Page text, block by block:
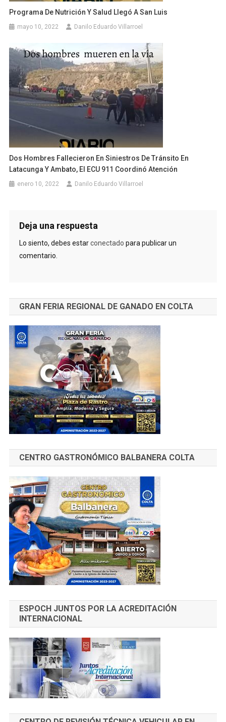
Programa De Nutrición Y Salud Llegó A San Luis
mayo 10, 2022 Danilo Eduardo Villarroel
Dos Hombres Fallecieron En Siniestros De Tránsito En
Latacunga Y Ambato, El ECU 911 Coordinó Atención
enero 10, 2022 Danilo Eduardo Villarroel
Deja una respuesta
Lo siento, debes estarconectado para publicar un
comentario.
GRAN FERIA REGIONAL DE GANADO EN COLTA
CENTRO GASTRONÓMICO BALBANERA COLTA
ESPOCH JUNTOS POR LA ACREDITACIÓN
INTERNACIONAL